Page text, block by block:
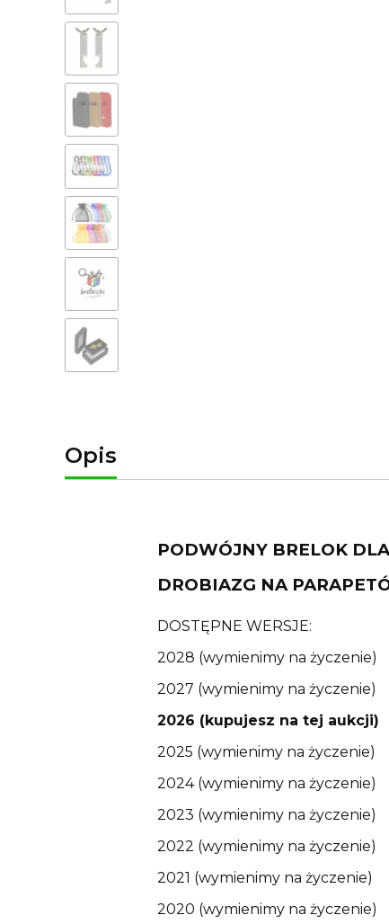
Opis
PODWÓJNY BRELOK
DROBIAZG NA
DOSTĘPNE WERSJE:
2028 (wymienimy na życzenie)
2027 (wymienimy na życzenie)
2026 (kupujesz na tej aukcji)
2025 (wymienimy na życzenie)
2024 (wymienimy na życzenie)
2023 (wymienimy na życzenie)
2022 (wymienimy na życzenie)
2021 (wymienimy na życzenie)
2020 (wymienimy na życzenie)